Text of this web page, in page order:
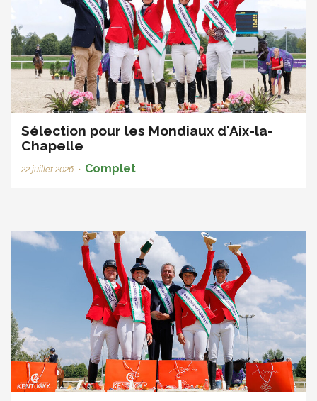
Sélection pour les Mondiaux d'Aix-la-
Chapelle
22 juillet 2026 • Complet